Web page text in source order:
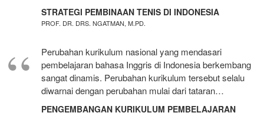
STRATEGI PEMBINAAN TENIS DI INDONESIA
PROF. DR. DRS. NGATMAN, M.PD.
Perubahan kurikulum nasional yang mendasari
pembelajaran bahasa Inggris di Indonesia berkembang
sangat dinamis. Perubahan kurikulum tersebut selalu
diwarnai dengan perubahan mulai dari tataran…
PENGEMBANGAN KURIKULUM PEMBELAJARAN